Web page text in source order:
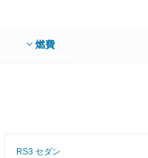
燃費
RS3 セダン